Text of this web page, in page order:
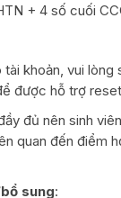
+ 4 số cuối
khoản, vui lòng
được hỗ trợ
đủ nên sinh
đến điểm
sung: